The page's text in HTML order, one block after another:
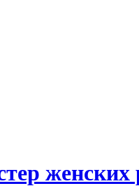
женских